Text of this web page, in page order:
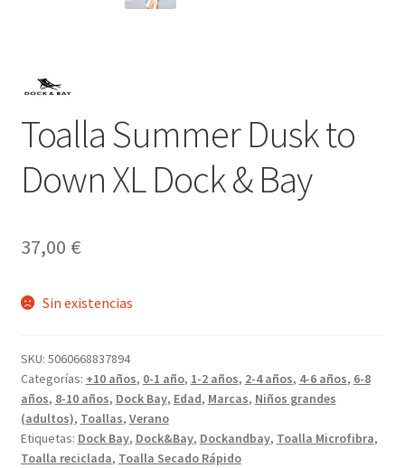
Toalla Summer Dusk to
Down XL Dock & Bay
37,00 €
Sin existencias
SKU: 5060668837894
Categorías: +10 años, 0-1 año, 1-2 años, 2-4 años, 4-6 años, 6-8
años, 8-10 años, Dock Bay, Edad, Marcas, Niños grandes
(adultos), Toallas, Verano
Etiquetas: Dock Bay, Dock&Bay, Dockandbay, Toalla Microfibra,
Toalla reciclada, Toalla Secado Rápido